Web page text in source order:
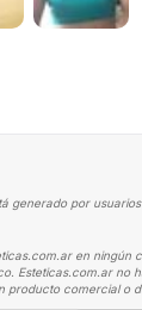
generado por
en ningún
Esteticas.com.ar no
producto comercial o